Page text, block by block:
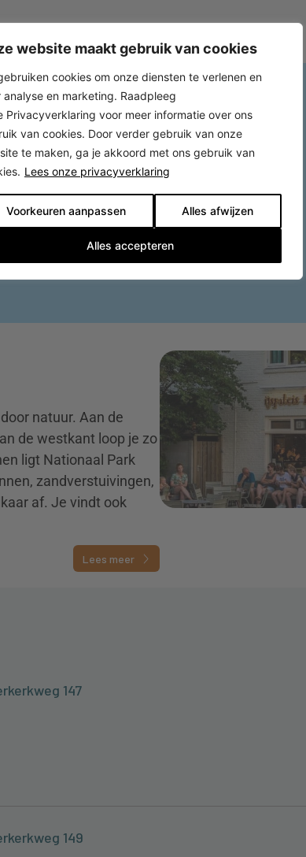
website maakt gebruik van cookies
cookies om onze diensten te verlenen en
analyse en marketing. Raadpleeg
Privacyverklaring voor meer informatie over ons
van cookies. Door verder gebruik van onze
te maken, ga je akkoord met ons gebruik van
Lees onze privacyverklaring
Voorkeuren aanpassen Alles afwijzen
Alles accepteren
natuur. Aan de
de westkant loop je zo
ligt Nationaal Park
zandverstuivingen,
af. Je vindt ook
Lees meer
147
149